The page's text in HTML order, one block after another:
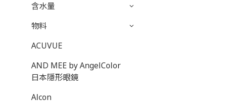
含水量
物料
ACUVUE
AND MEE by AngelColor
日本隱形眼鏡
Alcon